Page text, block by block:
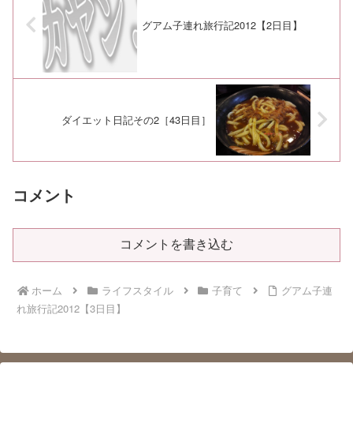
グアム子連れ旅行記2012【2日目】
ダイエット日記その2［43日目］
コメント
コメントを書き込む
ホーム ライフスタイル 子育て
グアム子連
れ旅行記2012【3日目】